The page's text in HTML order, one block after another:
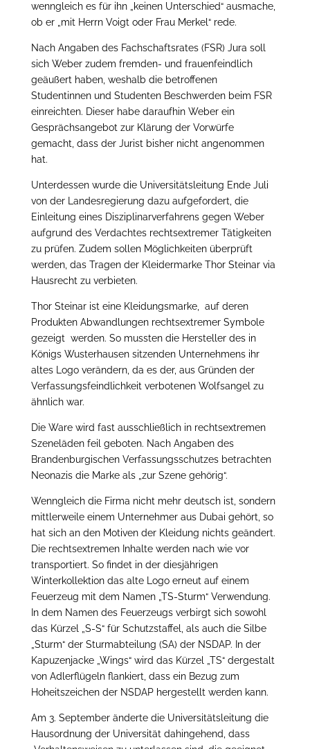
wenngleich es für ihn „keinen Unterschied“ ausmache,
ob er „mit Herrn Voigt oder Frau Merkel“ rede.
Nach Angaben des Fachschaftsrates (FSR) Jura soll
sich Weber zudem fremden- und frauenfeindlich
geäußert haben, weshalb die betroffenen
Studentinnen und Studenten Beschwerden beim FSR
einreichten. Dieser habe daraufhin Weber ein
Gesprächsangebot zur Klärung der Vorwürfe
gemacht, dass der Jurist bisher nicht angenommen
hat.
Unterdessen wurde die Universitätsleitung Ende Juli
von der Landesregierung dazu aufgefordert, die
Einleitung eines Disziplinarverfahrens gegen Weber
aufgrund des Verdachtes rechtsextremer Tätigkeiten
zu prüfen. Zudem sollen Möglichkeiten überprüft
werden, das Tragen der Kleidermarke Thor Steinar via
Hausrecht zu verbieten.
Thor Steinar ist eine Kleidungsmarke, auf deren
Produkten Abwandlungen rechtsextremer Symbole
gezeigt werden. So mussten die Hersteller des in
Königs Wusterhausen sitzenden Unternehmens ihr
altes Logo verändern, da es der, aus Gründen der
Verfassungsfeindlichkeit verbotenen Wolfsangel zu
ähnlich war.
Die Ware wird fast ausschließlich in rechtsextremen
Szeneläden feil geboten. Nach Angaben des
Brandenburgischen Verfassungsschutzes betrachten
Neonazis die Marke als „zur Szene gehörig“.
Wenngleich die Firma nicht mehr deutsch ist, sondern
mittlerweile einem Unternehmer aus Dubai gehört, so
hat sich an den Motiven der Kleidung nichts geändert.
Die rechtsextremen Inhalte werden nach wie vor
transportiert. So findet in der diesjährigen
Winterkollektion das alte Logo erneut auf einem
Feuerzeug mit dem Namen „TS-Sturm“ Verwendung.
In dem Namen des Feuerzeugs verbirgt sich sowohl
das Kürzel „S-S“ für Schutzstaffel, als auch die Silbe
„Sturm“ der Sturmabteilung (SA) der NSDAP. In der
Kapuzenjacke „Wings“ wird das Kürzel „TS“ dergestalt
von Adlerflügeln flankiert, dass ein Bezug zum
Hoheitszeichen der NSDAP hergestellt werden kann.
Am 3. September änderte die Universitätsleitung die
Hausordnung der Universität dahingehend, dass